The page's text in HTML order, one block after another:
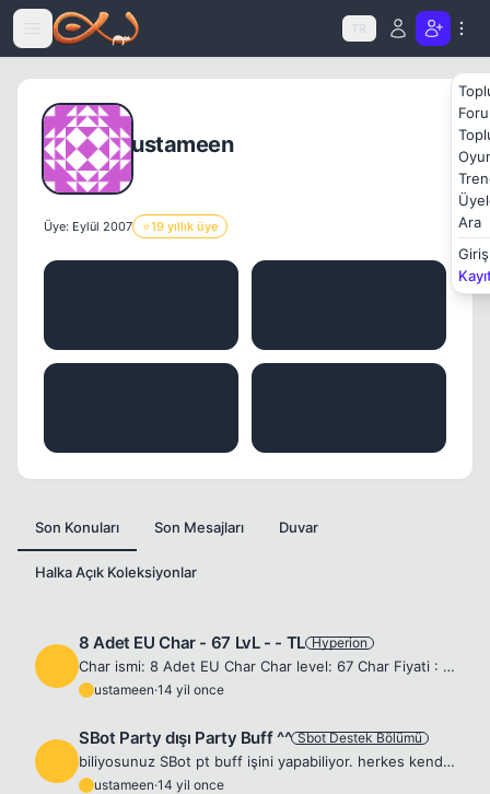
Icerige atla
TR
Ara
Giriş
ustameen
Üye: Eylül 2007 ⭐19 yıllık üye
Son Konuları Son Mesajları Duvar
Halka Açık Koleksiyonlar
8 Adet EU Char - 67 LvL - - TL Hyperion
Char ismi: 8 Adet EU Char Char level: 67 Char Fiyati : TL Char chardir. Stat pointlerini Str 3:0 Int olarak dagitmistir Charin simdiye kadar acmis oldugu skiller : Bard Char itemsiz satilacaktir Char...
ustameen·14 yil once
SBot Party dışı Party Buff ^^ Sbot Destek Bölümü
biliyosunuz SBot pt buff işini yapabiliyor. herkes kendi partylerini kuruyor. 2 warrior ile lure mi yoksa 4 wiz le hızlı kesim mi. tek warrior ile 4 wizi desteklemek zor. 2 warrior lazım. e o zamanda ...
ustameen·14 yil once